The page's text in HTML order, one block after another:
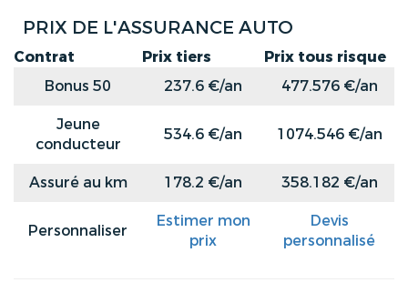
PRIX DE L'ASSURANCE AUTO
Contrat Prix tiers
Prix tous risque
Bonus 50
237.6 €/an
477.576 €/an
Jeune
conducteur
534.6 €/an 1074.546 €/an
Assuré au km 178.2 €/an 358.182 €/an
Personnaliser
Estimer mon
prix
Devis
personnalisé